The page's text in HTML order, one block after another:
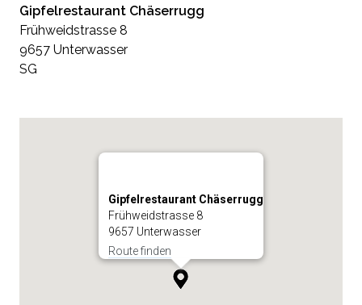
Gipfelrestaurant Chäserrugg
Frühweidstrasse 8
9657 Unterwasser
SG
Gipfelrestaurant Chäserrugg
Frühweidstrasse 8
9657 Unterwasser
Route finden